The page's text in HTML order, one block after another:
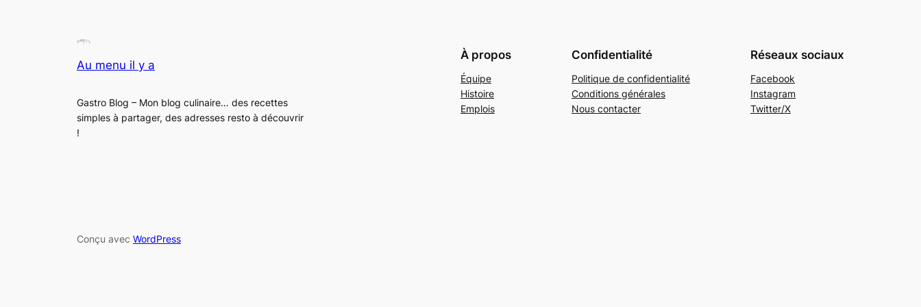
Au menu il y a
Gastro Blog – Mon blog culinaire… des recettes
simples à partager, des adresses resto à découvrir
!
À propos
Équipe
Histoire
Emplois
Confidentialité
Politique de confidentialité
Conditions générales
Nous contacter
Réseaux sociaux
Facebook
Instagram
Twitter/X
Conçu avec WordPress